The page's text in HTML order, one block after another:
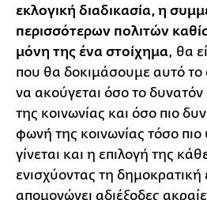
εκλογική διαδικασία, η
περισσότερων πολιτών
μόνη της ένα στοίχημα, θα
που θα δοκιμάσουμε αυτό το
να ακούγεται όσο το
της κοινωνίας και όσο πιο
φωνή της κοινωνίας τόσο
γίνεται και η επιλογή της
ενισχύοντας τη
απομονώνει αδιέξοδες